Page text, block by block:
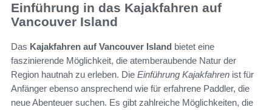
Einführung in das Kajakfahren auf
Vancouver Island
Das Kajakfahren auf Vancouver Island bietet eine
faszinierende Möglichkeit, die atemberaubende Natur der
Region hautnah zu erleben. Die Einführung Kajakfahren ist für
Anfänger ebenso ansprechend wie für erfahrene Paddler, die
neue Abenteuer suchen. Es gibt zahlreiche Möglichkeiten, die